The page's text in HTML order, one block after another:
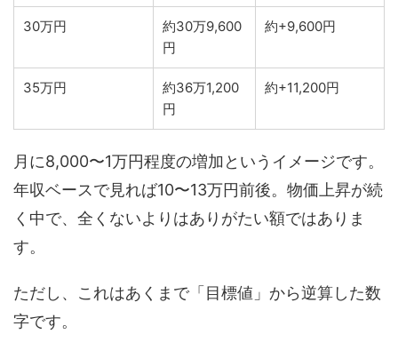
30万円
約30万9,600
円
約+9,600円
35万円
約36万1,200
円
約+11,200円
月に8,000〜1万円程度の増加というイメージです。
年収ベースで見れば10〜13万円前後。物価上昇が続
く中で、全くないよりはありがたい額ではありま
す。
ただし、これはあくまで「目標値」から逆算した数
字です。